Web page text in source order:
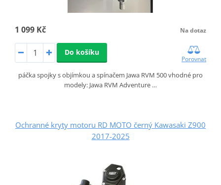
1 099 Kč Na dotaz
Do košíku
Porovnat
páčka spojky s objímkou a spínačem Jawa RVM 500 vhodné pro
modely: Jawa RVM Adventure …
Ochranné kryty motoru RD MOTO černý Kawasaki Z900
2017-2025